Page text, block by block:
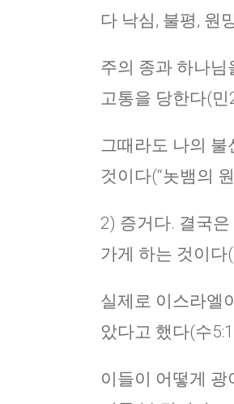
다 낙심, 불평, 원
주의 종과 하나님
고통을 당한다(민
그때라도 나의 불
것이다(“놋뱀의
2) 증거다. 결국
가게 하는 것이다
실제로 이스라엘
았다고 했다(수
이들이 어떻게